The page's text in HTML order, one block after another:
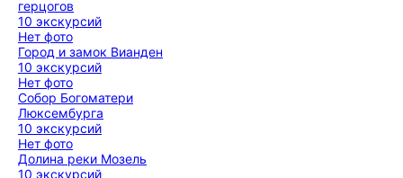
герцогов
10 экскурсий
Нет фото
Город и замок Вианден
10 экскурсий
Нет фото
Собор Богоматери
Люксембурга
10 экскурсий
Нет фото
Долина реки Мозель
10 экскурсий